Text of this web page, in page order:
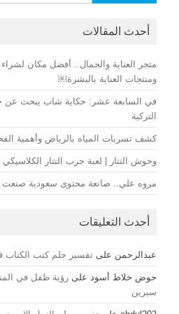
عن:
أحدث المقالات
متجر العناية والجمال.. أفضل مكان
ومنتجات العناية بالبشرة￼
في السابعة عشر: حكاية شاب يبحث عن
التركية
كشف تسربات المياه بالرياض وأهمية
وحوش التتار | لعبة حرب التتار الكلاسيكي
مروه علي.. صانعة محتوى سعودية صنعت
أحدث التعليقات
عبدالرحمن على تفسير حلم كتب الكتاب
حوض خلاط أسود على رؤية طفل في
سيرين